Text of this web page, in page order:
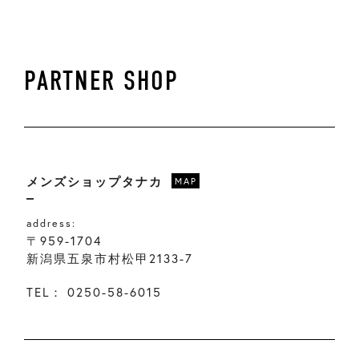
PARTNER SHOP
メンズショップタナカ MAP
address:
〒959-1704
新潟県五泉市村松甲2133-7
TEL： 0250-58-6015